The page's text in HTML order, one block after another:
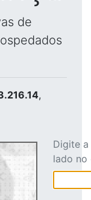
de
,
Digite
lado no